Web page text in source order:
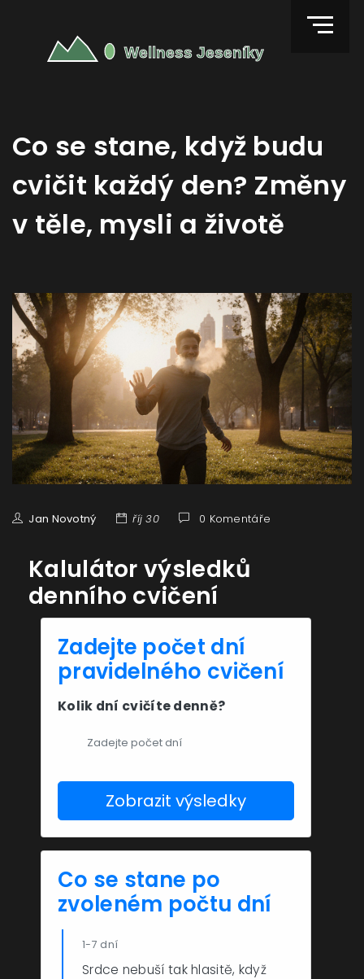
Co se stane, když budu
cvičit každý den? Změny
v těle, mysli a životě
Jan Novotný říj 30 0 Komentáře
Kalulátor výsledků
denního cvičení
Zadejte počet dní
pravidelného cvičení
Kolik dní cvičíte denně?
Zobrazit výsledky
Co se stane po
zvoleném počtu dní
1-7 dní
Srdce nebuší tak hlasitě, když